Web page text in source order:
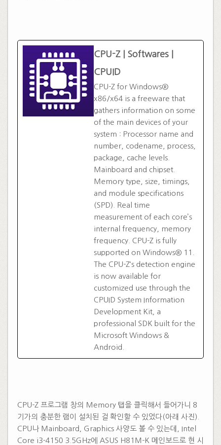
CPU-Z | Softwares |
CPUID
CPU-Z for Windows®
x86/x64 is a freeware that
gathers information on some
of the main devices of your
system : Processor name and
number, codename, process,
package, cache levels.
Mainboard and chipset.
Memory type, size, timings,
and module specifications
(SPD). Real time
measurement of each core’s
internal frequency, memory
frequency. CPU-Z is fully
supported on Windows® 11.
The CPU-Z‘s detection engine
is now available for
customized use through the
CPUID System Information
Development Kit, a
professional SDK built for the
Microsoft Windows &
Android.
CPU-Z 프로그램 창의 Memory 탭을 클릭해서 들어가니 8
기가의 충분한 램이 설치된 걸 확인할 수 있었다(아래 사진).
CPU나 Mainboard, Graphics 사양도 볼 수 있는데, Intel
Core i3-4150 3.5GHz에 ASUS H81M-K 메인보드로 현 시